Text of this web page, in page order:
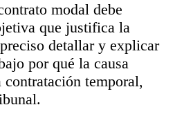
modal debe
que justifica la
detallar y explicar
por qué la causa
contratación temporal,